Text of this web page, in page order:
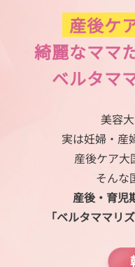
産後ケ
綺麗なママ
ベルタマ
美容
実は妊婦・産
産後ケア大
そんな
産後・育児
「ベルタママリズ